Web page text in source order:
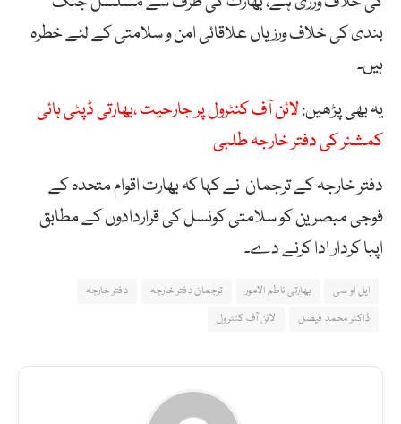
بندی کی خلاف ورزیاں علاقائی امن و سلامتی کے لئے خطرہ
ہیں۔
یہ بھی پڑھیں:لائن آف کنٹرول پر جارحیت ،بھارتی ڈپٹی ہائی
کمشنر کی دفتر خارجہ طلبی
دفتر خارجہ کے ترجمان نے کہا کہ بھارت اقوام متحدہ کے
فوجی مبصرین کو سلامتی کونسل کی قراردادوں کے مطابق
اپبا کردار ادا کرنے دے۔
ایل او سی بھارتی ناظم الامور ترجمان دفتر خارجہ
دفتر خارجہ
ڈاکٹر محمد فیصل
لائن آف کنٹرول